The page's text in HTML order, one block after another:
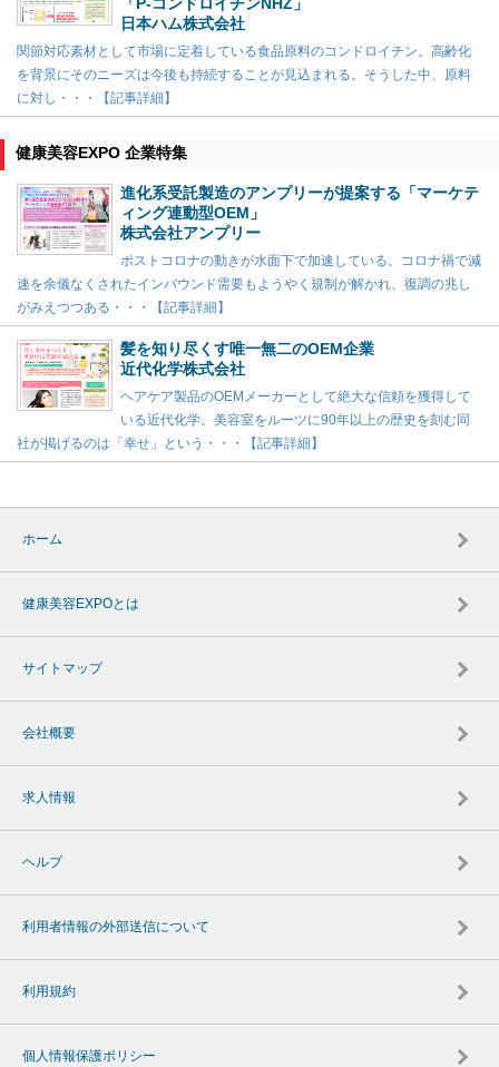
日本ハム株式会社
関節対応素材として市場に定着している食品原料のコンドロイチン。高齢化
を背景にそのニーズは今後も持続することが見込まれる。そうした中、原料
に対し・・・【記事詳細】
健康美容EXPO 企業特集
進化系受託製造のアンプリーが提案する「マーケテ
ィング連動型OEM」
株式会社アンプリー
ポストコロナの動きが水面下で加速している。コロナ禍で減
速を余儀なくされたインバウンド需要もようやく規制が解かれ、復調の兆し
がみえつつある・・・【記事詳細】
髪を知り尽くす唯一無二のOEM企業
近代化学株式会社
ヘアケア製品のOEMメーカーとして絶大な信頼を獲得して
いる近代化学。美容室をルーツに90年以上の歴史を刻む同
社が掲げるのは「幸せ」という・・・【記事詳細】
ホーム
健康美容EXPOとは
サイトマップ
会社概要
求人情報
ヘルプ
利用者情報の外部送信について
利用規約
個人情報保護ポリシー